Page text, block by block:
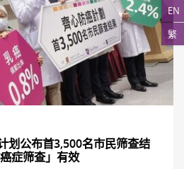
EN
繁
划公布首3,500名市民筛查结
症筛查」有效